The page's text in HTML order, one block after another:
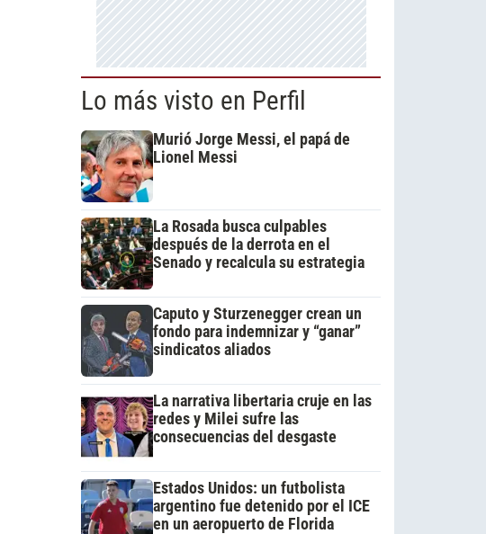
Lo más visto en Perfil
Murió Jorge Messi, el papá de
Lionel Messi
La Rosada busca culpables
después de la derrota en el
Senado y recalcula su estrategia
Caputo y Sturzenegger crean un
fondo para indemnizar y “ganar”
sindicatos aliados
La narrativa libertaria cruje en las
redes y Milei sufre las
consecuencias del desgaste
Estados Unidos: un futbolista
argentino fue detenido por el ICE
en un aeropuerto de Florida